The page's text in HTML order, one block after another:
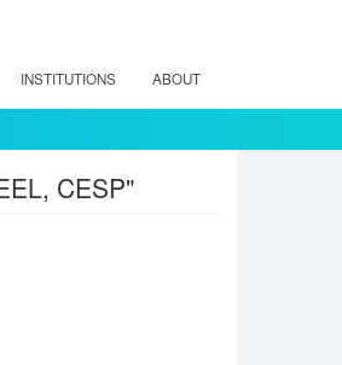
INSTITUTIONS ABOUT
CESP"